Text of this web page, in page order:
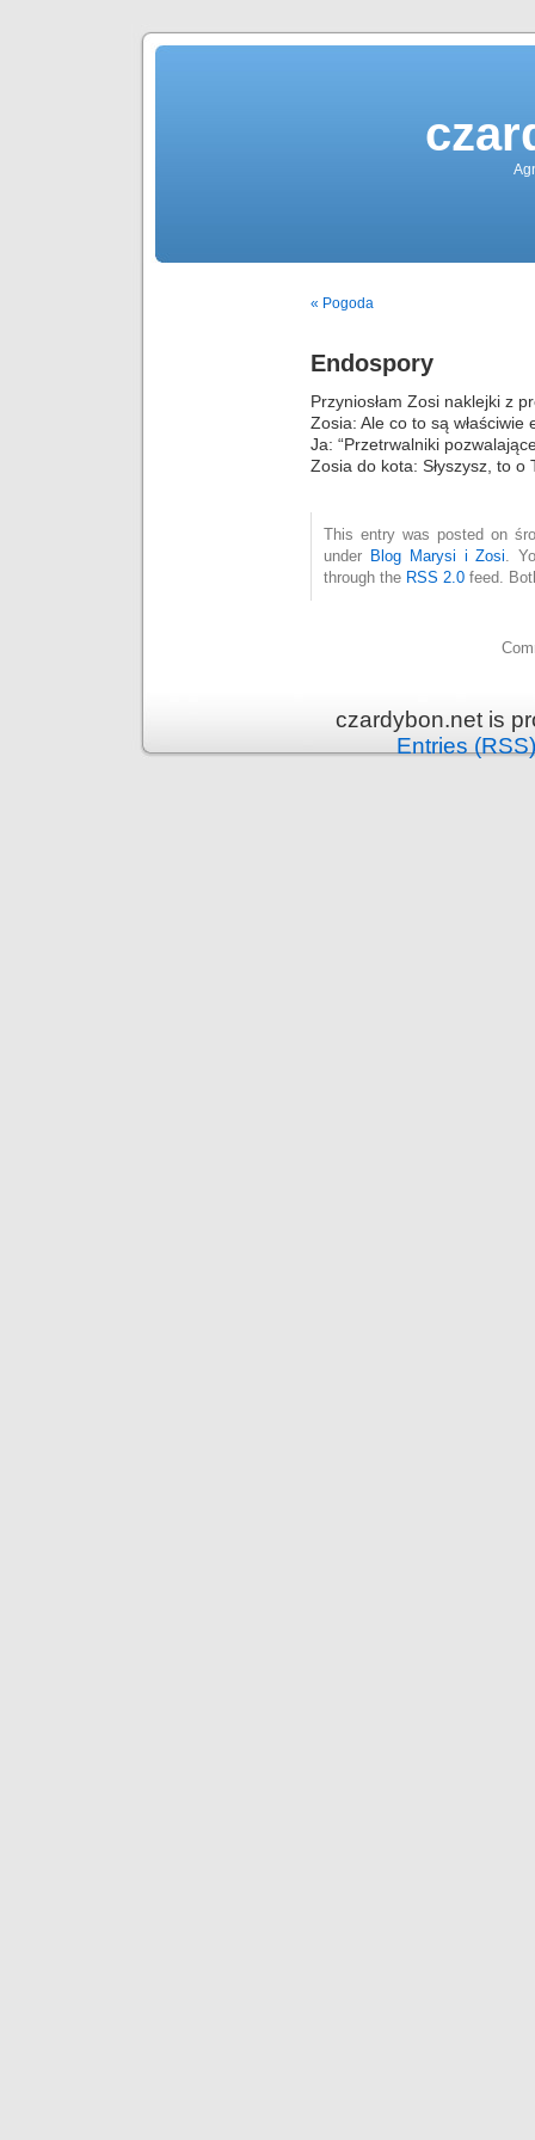
« Pogoda
Endospory
Przyniosłam Zosi naklejki z
Zosia: Ale co to są właściwie
Ja: “Przetrwalniki
Zosia do kota: Słyszysz, to
This entry was posted on
under Blog Marysi i Zosi .
through the RSS 2.0 feed.
czardybon.net is
Entries (RSS)